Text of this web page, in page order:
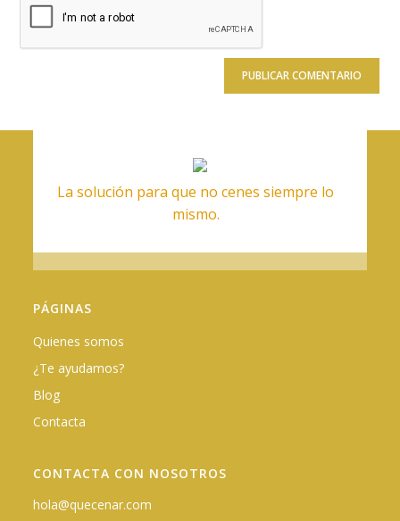
La solución para que no cenes siempre lo
mismo.
PÁGINAS
Quienes somos
¿Te ayudamos?
Blog
Contacta
CONTACTA CON NOSOTROS
hola@quecenar.com